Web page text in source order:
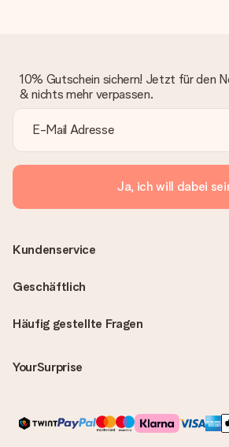
10% Gutschein sichern! Jetzt für den
& nichts mehr verpassen.
Ja, ich will dabei
Häufig gestellte Fragen
YourSurprise
Kundenservice
Geschäftlich